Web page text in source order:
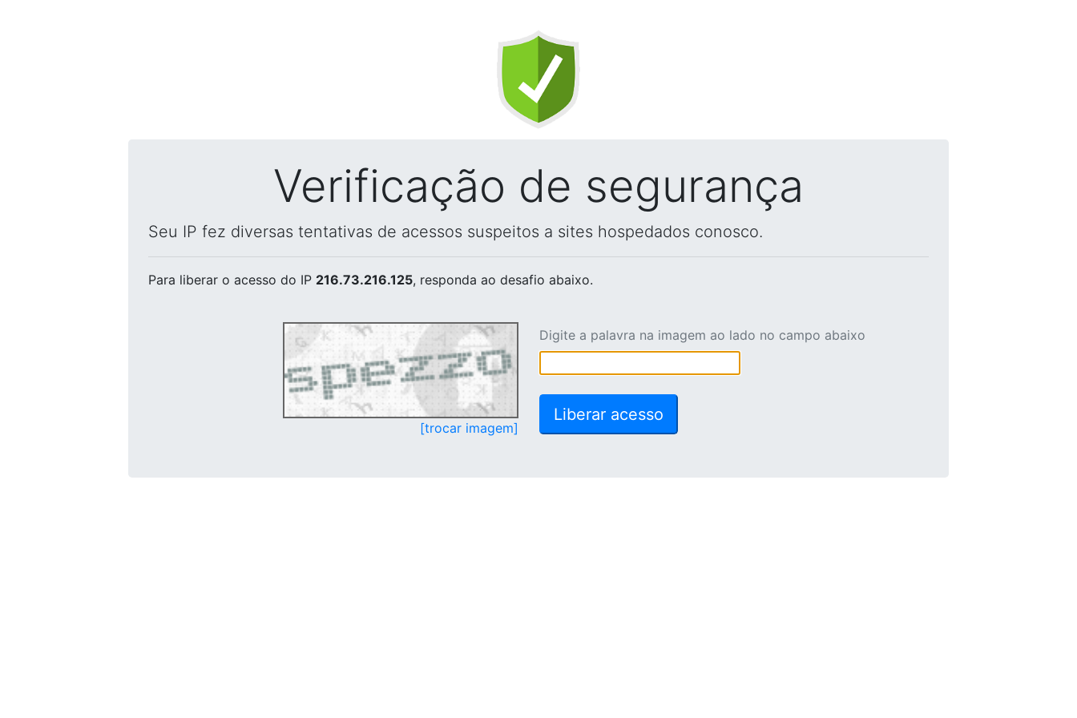
Verificação de segurança
Seu IP fez diversas tentativas de acessos suspeitos a sites hospedados conosco.
Para liberar o acesso do IP 216.73.216.125, responda ao desafio abaixo.
[trocar imagem]
Digite a palavra na imagem ao lado no campo abaixo